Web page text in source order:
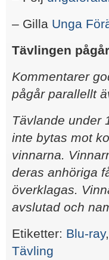
– Gilla Unga
Tävlingen
Kommentarer
pågår parallellt
Tävlande under
inte bytas mot
vinnarna.
deras anhöriga
överklagas.
avslutad och
Etiketter: Blu-ray,
Tävling